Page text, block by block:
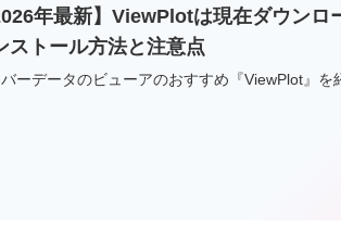
年最新】ViewPlotは現在ダウンロ
ストール方法と注意点
ーデータのビューアのおすすめ『ViewPlot』を